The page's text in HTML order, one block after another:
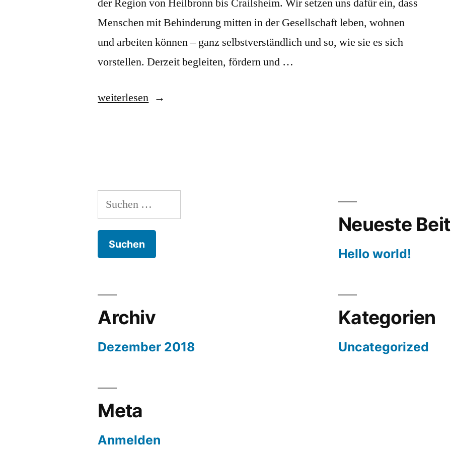
der Region von Heilbronn bis Crailsheim. Wir setzen uns dafür ein, dass
Menschen mit Behinderung mitten in der Gesellschaft leben, wohnen
und arbeiten können – ganz selbstverständlich und so, wie sie es sich
vorstellen. Derzeit begleiten, fördern und …
„Lebenswerkstatt
weiterlesen
Suchen
nach:
Neueste
Hello world!
Archiv
Dezember 2018
Kategorien
Uncategorized
Meta
Anmelden